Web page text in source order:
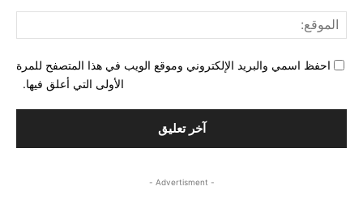
احفظ اسمي والبريد الإلكتروني وموقع الويب في هذا المتصفح للمرة
الأولى التي أعلق فيها.
- Advertisment -